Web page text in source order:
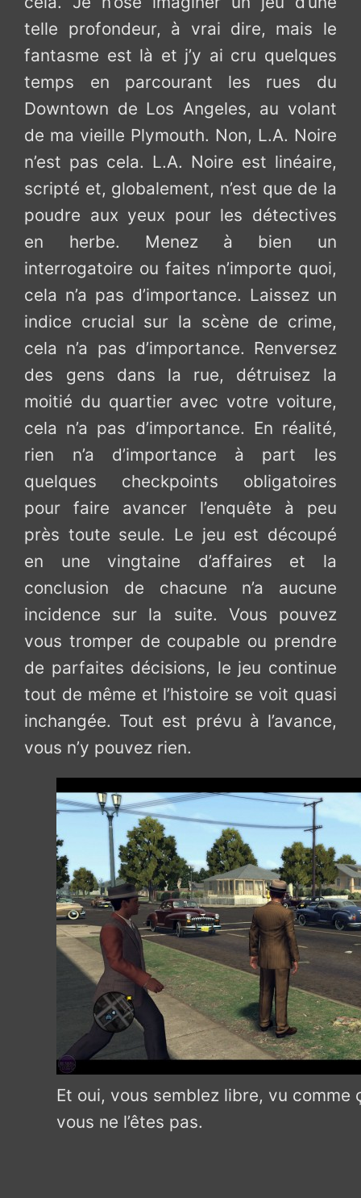
telle profondeur, à vrai dire, mais le
fantasme est là et j’y ai cru quelques
temps en parcourant les rues du
Downtown de Los Angeles, au volant
de ma vieille Plymouth. Non, L.A. Noire
n’est pas cela. L.A. Noire est linéaire,
scripté et, globalement, n’est que de la
poudre aux yeux pour les détectives
en herbe. Menez à bien un
interrogatoire ou faites n’importe quoi,
cela n’a pas d’importance. Laissez un
indice crucial sur la scène de crime,
cela n’a pas d’importance. Renversez
des gens dans la rue, détruisez la
moitié du quartier avec votre voiture,
cela n’a pas d’importance. En réalité,
rien n’a d’importance à part les
quelques checkpoints obligatoires
pour faire avancer l’enquête à peu
près toute seule. Le jeu est découpé
en une vingtaine d’affaires et la
conclusion de chacune n’a aucune
incidence sur la suite. Vous pouvez
vous tromper de coupable ou prendre
de parfaites décisions, le jeu continue
tout de même et l’histoire se voit quasi
inchangée. Tout est prévu à l’avance,
vous n’y pouvez rien.
Et oui, vous semblez libre, vu comme
vous ne l’êtes pas.